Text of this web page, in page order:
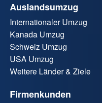
Auslandsumzug
Internationaler Umzug
Kanada Umzug
Schweiz Umzug
USA Umzug
Weitere Länder & Ziele
Firmenkunden